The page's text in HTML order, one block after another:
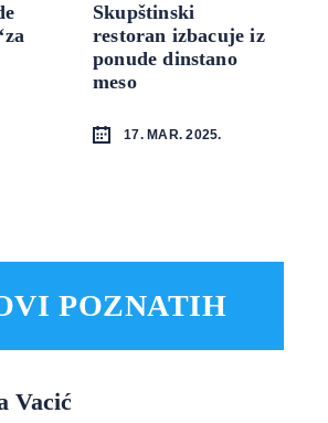
Skupštinski
restoran izbacuje iz
ponude dinstano
meso
17. MAR. 2025.
POZNATIH
Vacić